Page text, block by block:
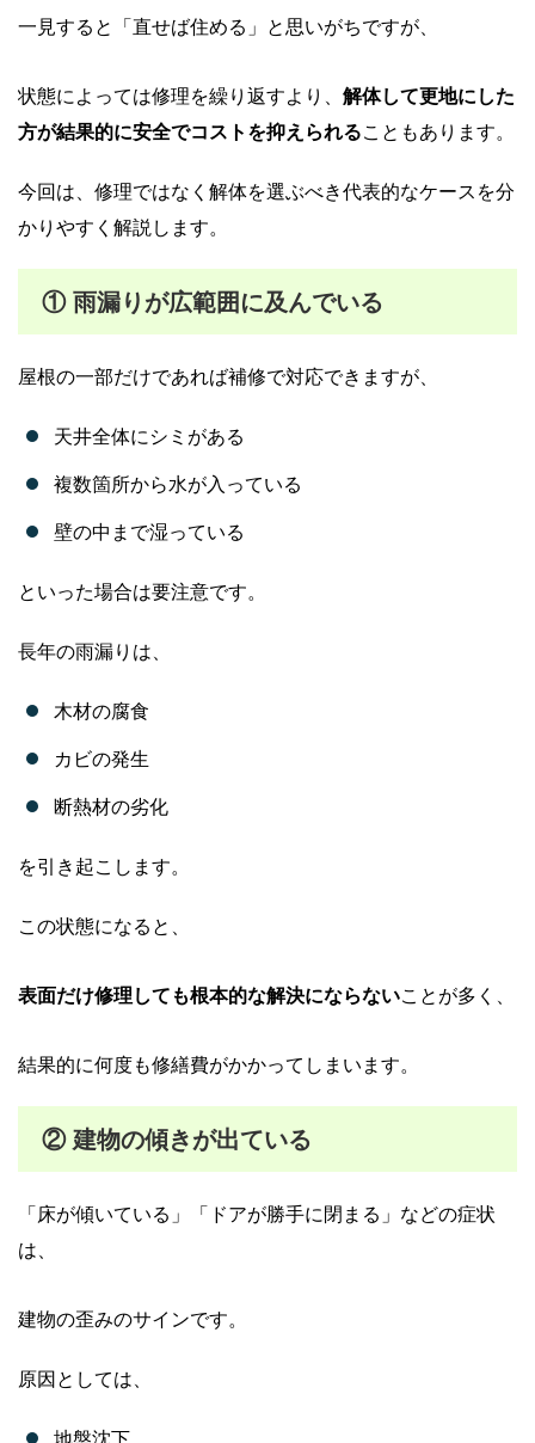
一見すると「直せば住める」と思いがちですが、
状態によっては修理を繰り返すより、 解体して更地にした
方が結果的に安全でコストを抑えられることもあります。
今回は、修理ではなく解体を選ぶべき代表的なケースを分
かりやすく解説します。
① 雨漏りが広範囲に及んでいる
屋根の一部だけであれば補修で対応できますが、
天井全体にシミがある
複数箇所から水が入っている
壁の中まで湿っている
といった場合は要注意です。
長年の雨漏りは、
木材の腐食
カビの発生
断熱材の劣化
を引き起こします。
この状態になると、
表面だけ修理しても根本的な解決にならないことが多く、
結果的に何度も修繕費がかかってしまいます。
② 建物の傾きが出ている
「床が傾いている」「ドアが勝手に閉まる」などの症状
は、
建物の歪みのサインです。
原因としては、
地盤沈下